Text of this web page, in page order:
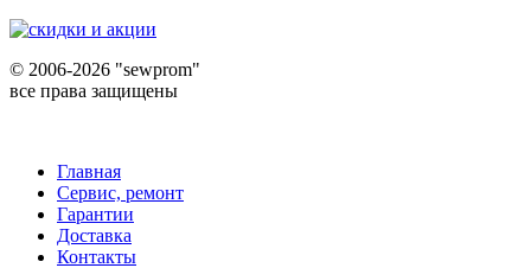
© 2006-2026 "sewprom"
все права защищены
Главная
Сервис, ремонт
Гарантии
Доставка
Контакты